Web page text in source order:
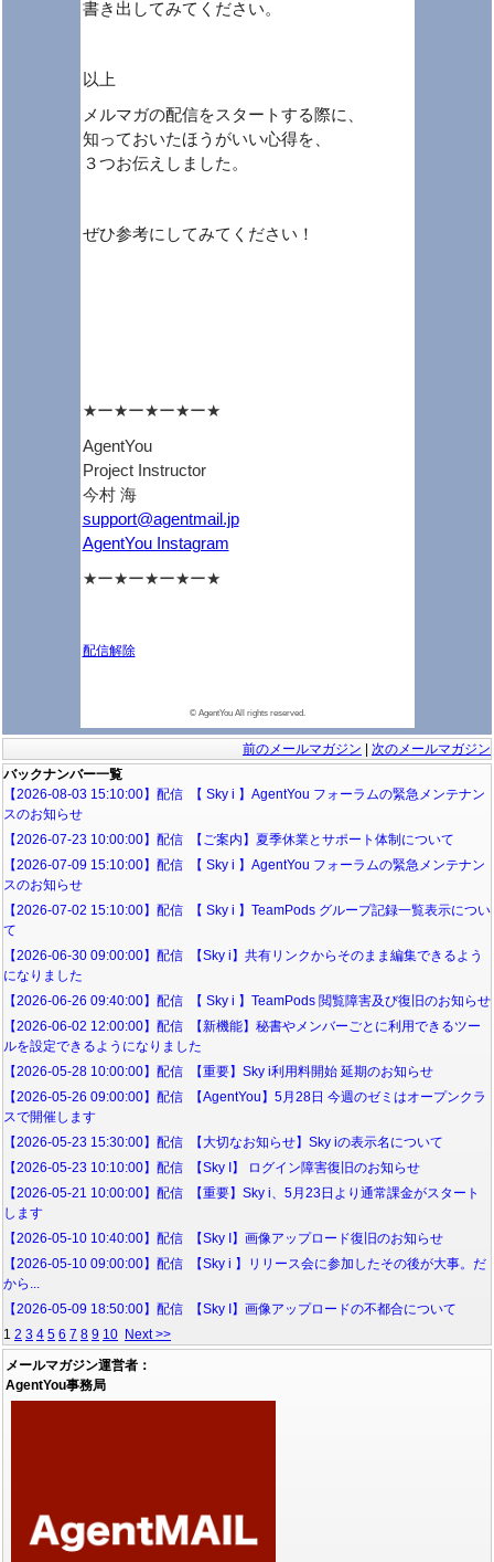
書き出してみてください。
以上
メルマガの配信をスタートする際に、
知っておいたほうがいい心得を、
３つお伝えしました。
ぜひ参考にしてみてください！
★ー★ー★ー★ー★
AgentYou
Project Instructor
今村 海
support@agentmail.jp
AgentYou Instagram
★ー★ー★ー★ー★
配信解除
©️ AgentYou All rights reserved.
前のメールマガジン
次のメールマガジン
バックナンバー一覧
【2026-08-03 15:10:00】配信 【 Sky i 】AgentYou フォーラムの緊急メンテナン
スのお知らせ
【2026-07-23 10:00:00】配信 【ご案内】夏季休業とサポート体制について
【2026-07-09 15:10:00】配信 【 Sky i 】AgentYou フォーラムの緊急メンテナン
スのお知らせ
【2026-07-02 15:10:00】配信 【 Sky i 】TeamPods グループ記録一覧表示につい
て
【2026-06-30 09:00:00】配信 【Sky i】共有リンクからそのまま編集できるよう
になりました
【2026-06-26 09:40:00】配信 【 Sky i 】TeamPods 閲覧障害及び復旧のお知らせ
【2026-06-02 12:00:00】配信 【新機能】秘書やメンバーごとに利用できるツー
ルを設定できるようになりました
【2026-05-28 10:00:00】配信 【重要】Sky i利用料開始 延期のお知らせ
【2026-05-26 09:00:00】配信 【AgentYou】5月28日 今週のゼミはオープンクラ
スで開催します
【2026-05-23 15:30:00】配信 【大切なお知らせ】Sky iの表示名について
【2026-05-23 10:10:00】配信 【Sky I】 ログイン障害復旧のお知らせ
【2026-05-21 10:00:00】配信 【重要】Sky i、5月23日より通常課金がスタート
します
【2026-05-10 10:40:00】配信 【Sky I】画像アップロード復旧のお知らせ
【2026-05-10 09:00:00】配信 【Sky i 】リリース会に参加したその後が大事。だ
から...
【2026-05-09 18:50:00】配信 【Sky I】画像アップロードの不都合について
1 2 3 4 5 6 7 8 9 10 Next >>
メールマガジン運営者：
AgentYou事務局